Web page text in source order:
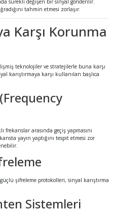
sürekli değişen bir sinyal gönderilir.
tahmin etmesi zorlaşır.
Karşı Korunma
teknolojiler ve stratejilerle buna karşı
karıştırmaya karşı kullanılan başlıca
arasında geçiş yapmasını
yayın yaptığını tespit etmesi zor
şifreleme protokolleri, sinyal karıştırma
Sistemleri